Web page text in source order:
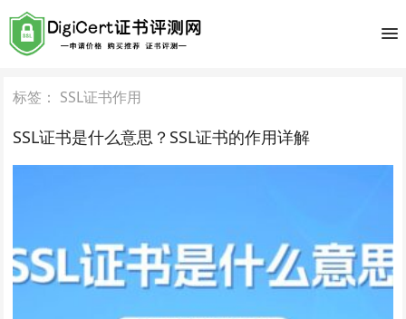
标签： SSL证书作用
SSL证书是什么意思？SSL证书的作用详解